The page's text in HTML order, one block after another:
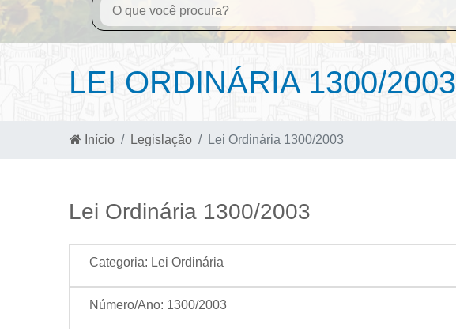
LEI ORDINÁRIA 1300/2003
Início Legislação Lei Ordinária 1300/2003
Lei Ordinária 1300/2003
Categoria: Lei Ordinária
Número/Ano: 1300/2003